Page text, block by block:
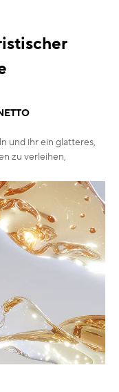
und ihr ein glatteres,
zu verleihen,